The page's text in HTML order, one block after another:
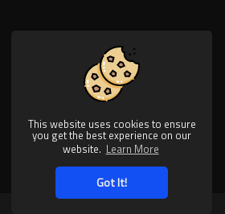
This website uses cookies to ensure
you get the best experience on our
website. Learn More
Got It!